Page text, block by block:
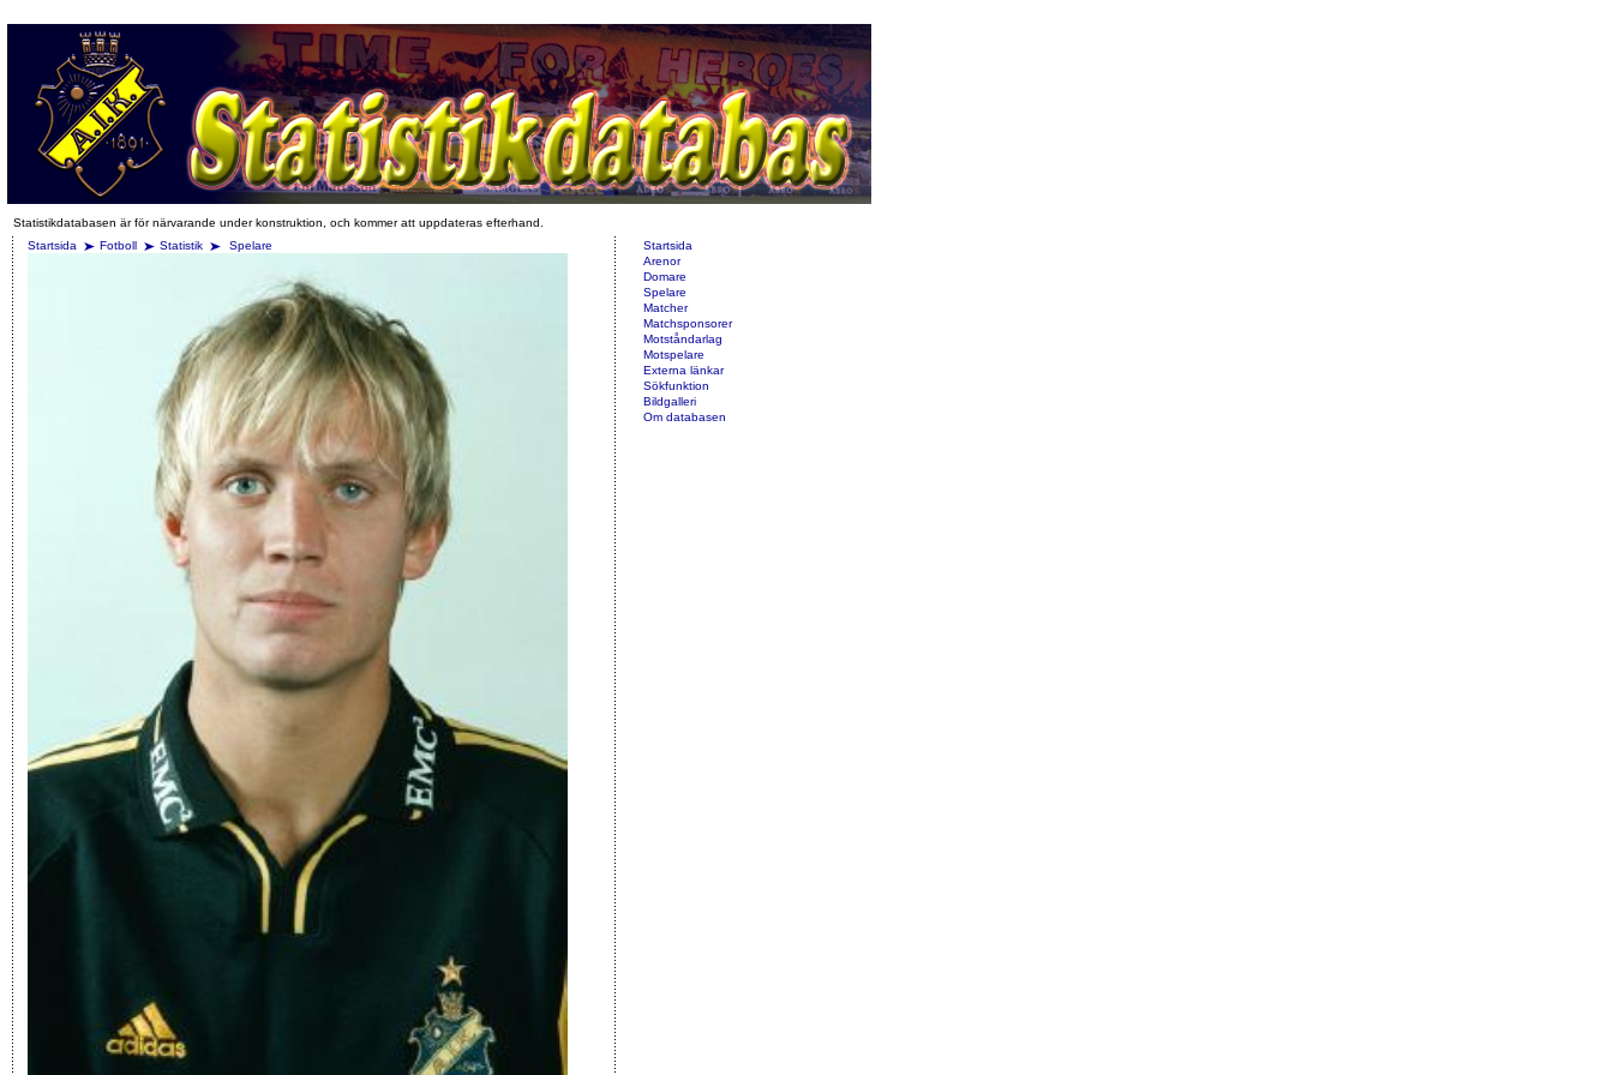
Statistikdatabasen är för närvarande under konstruktion, och kommer att uppdateras efterhand.
Startsida
Fotboll Statistik Spelare
Startsida
Arenor
Domare
Spelare
Matcher
Matchsponsorer
Motståndarlag
Motspelare
Externa länkar
Sökfunktion
Bildgalleri
Om databasen